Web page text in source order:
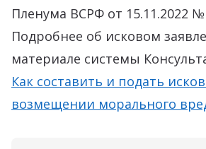
Пленума ВСРФ от 15.11.2022 №
Подробнее об исковом
материале системы
Как составить и подать
возмещении морального